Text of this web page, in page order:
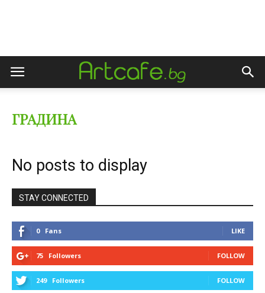
ГРАДИНА
No posts to display
STAY CONNECTED
0 Fans LIKE
75 Followers FOLLOW
249 Followers FOLLOW